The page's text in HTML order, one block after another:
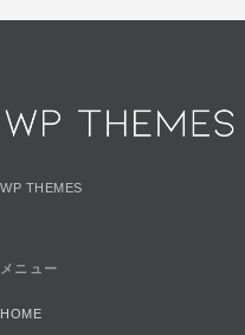
WP THEMES
メニュー
HOME